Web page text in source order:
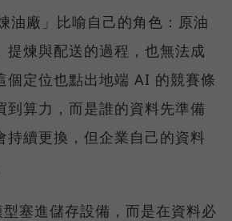
油廠」比喻自己的角色：原油
提煉與配送的過程，也無法成
個定位也點出地端 AI 的競賽條
算力，而是誰的資料先準備
持續更換，但企業自己的資料
塞進儲存設備，而是在資料必